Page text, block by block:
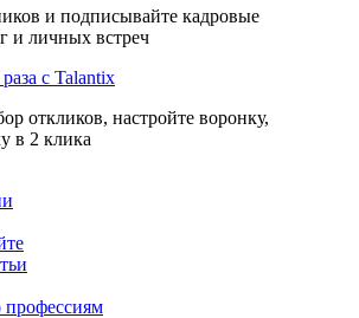
и подписывайте кадровые
и личных встреч
с Talantix
откликов, настройте воронку,
в 2 клика